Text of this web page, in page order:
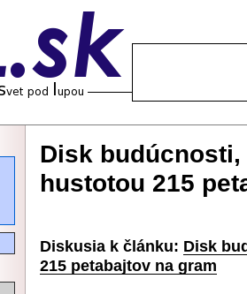
Disk
hustotou 215
Diskusia k článku: Disk
215 petabajtov na gram